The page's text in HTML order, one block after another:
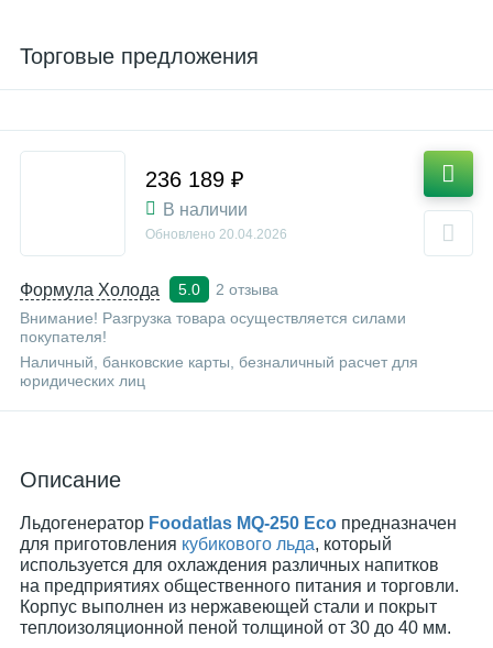
Торговые предложения
Формула Холода 5.0
2 отзыва
Внимание! Разгрузка товара осуществляется силами
покупателя!
Наличный, банковские карты, безналичный расчет для
юридических лиц
236 189 ₽
В наличии
Обновлено 20.04.2026
Описание
Льдогенератор Foodatlas MQ-250 Eco предназначен
для приготовления кубикового льда, который
используется для охлаждения различных напитков
на предприятиях общественного питания и торговли.
Корпус выполнен из нержавеющей стали и покрыт
теплоизоляционной пеной толщиной от 30 до 40 мм.